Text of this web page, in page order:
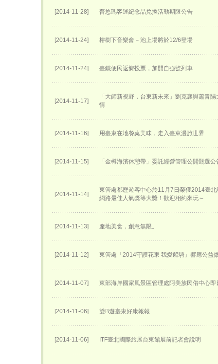
[2014-11-28] 普悠瑪客運紀念品兌換活動期限公告
[2014-11-24] 榕樹下音樂會－池上場將於12/6登場
[2014-11-24] 臺鐵便民返鄉投票，加開自強號列車
[2014-11-17]
「大師新視野，台東新未來」劉克襄與蕭青
情
[2014-11-16] 用臺東在地餐桌美味，走入臺東漫旅世界
[2014-11-15] 「金樽海濱休憩帶」委託經營管理公開甄選公
[2014-11-14]
東管處都歷遊客中心於11月7日榮獲2014臺
網路最佳人氣獎等大獎！歡迎相約來玩～
[2014-11-13] 產地美食，創意無限。
[2014-11-12] 東管處「2014守護花東 我愛船騎」響應公益
[2014-11-07] 東部海岸國家風景區管理處阿美族民俗中心
[2014-11-06] 雙B遊臺東好康報報
[2014-11-06] ITF臺北國際旅展台東館展前記者會說明